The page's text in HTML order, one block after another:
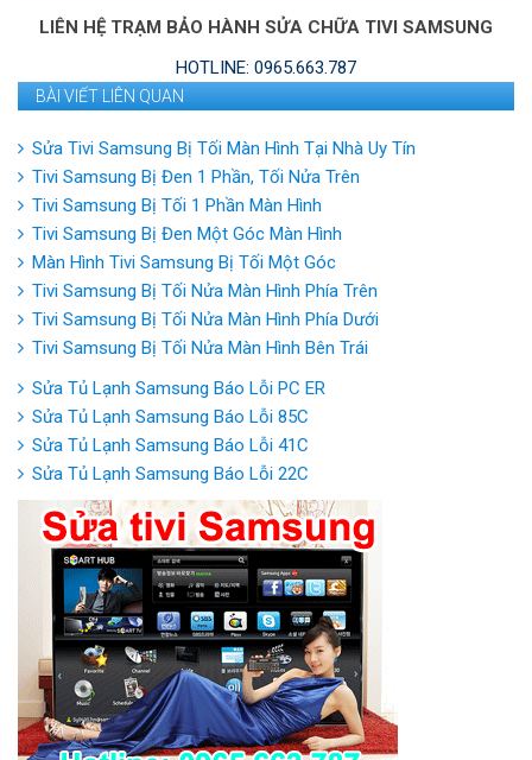
LIÊN HỆ TRẠM BẢO HÀNH SỬA CHỮA TIVI SAMSUNG
HOTLINE: 0965.663.787
BÀI VIẾT LIÊN QUAN
Sửa Tivi Samsung Bị Tối Màn Hình Tại Nhà Uy Tín
Tivi Samsung Bị Đen 1 Phần, Tối Nửa Trên
Tivi Samsung Bị Tối 1 Phần Màn Hình
Tivi Samsung Bị Đen Một Góc Màn Hình
Màn Hình Tivi Samsung Bị Tối Một Góc
Tivi Samsung Bị Tối Nửa Màn Hình Phía Trên
Tivi Samsung Bị Tối Nửa Màn Hình Phía Dưới
Tivi Samsung Bị Tối Nửa Màn Hình Bên Trái
Sửa Tủ Lạnh Samsung Báo Lỗi PC ER
Sửa Tủ Lạnh Samsung Báo Lỗi 85C
Sửa Tủ Lạnh Samsung Báo Lỗi 41C
Sửa Tủ Lạnh Samsung Báo Lỗi 22C